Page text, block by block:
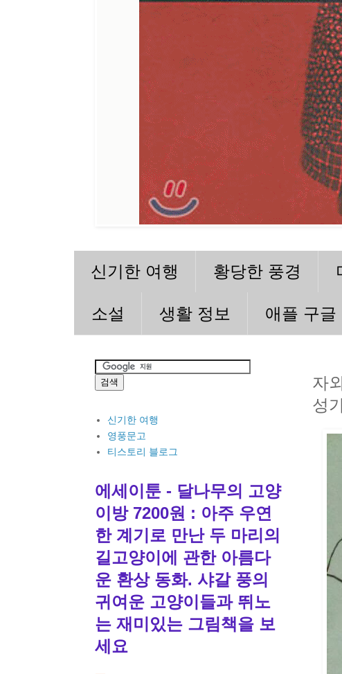
신기한 여행 황당한 풍경
소설 생활 정보 애플 구글
자
성
신기한 여행
영풍문고
티스토리 블로그
에세이툰 - 달나무의 고양
이방 7200원 : 아주 우연
한 계기로 만난 두 마리의
길고양이에 관한 아름다
운 환상 동화. 샤갈 풍의
귀여운 고양이들과 뛰노
는 재미있는 그림책을 보
세요